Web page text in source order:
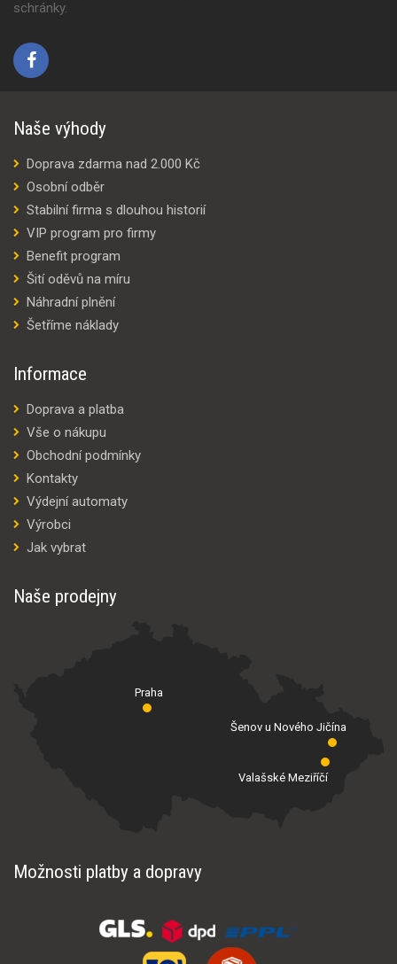
schránky.
Naše výhody
Doprava zdarma nad 2.000 Kč
Osobní odběr
Stabilní firma s dlouhou historií
VIP program pro firmy
Benefit program
Šití oděvů na míru
Náhradní plnění
Šetříme náklady
Informace
Doprava a platba
Vše o nákupu
Obchodní podmínky
Kontakty
Výdejní automaty
Výrobci
Jak vybrat
Naše prodejny
Praha
Valašské Meziříčí
Šenov u Nového Jičína
Možnosti platby a dopravy